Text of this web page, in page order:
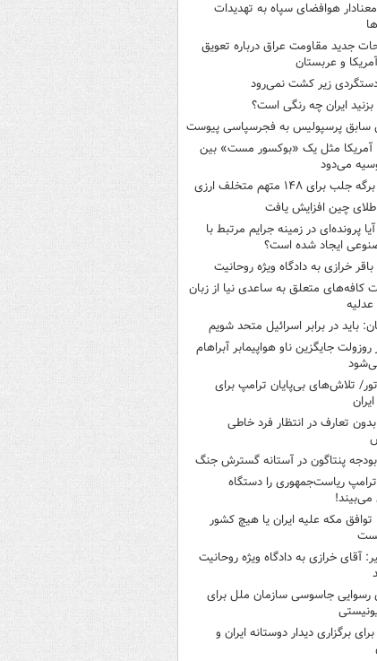
هوافضای سپاه به تهدیدات
جدید مقاومت عراق درباره تعویق
و عربستان
زیر کشت نمی‌رود
ایران چه رنگی است؟
سابق پرسپولیس به فجرسپاسی پیوست
آمریکا مثل یک «بوکسور مست» بین
می‌دود
برای ۱۴۸ متهم متخلف ارزی
طلای چین افزایش یافت
پرونده‌ای در زمینه جرایم مرتبط با
ایجاد شده است؟
خرازی به دادگاه ویژه روحانیت
کافه‌های متعلق به ساعدی نیا از زبان
باید در برابر اسرائیل متحد شویم
روزولت جایگزین ناو هواپیمابر آبراهام
تلاش‌های بی‌پایان ترامپ برای
تعارف در انتظار فرد خاطی
بودجه پنتاگون در آستانه گسترش جنگ
ریاست‌جمهوری را دستگاه
توافق مکه علیه ایران یا هیچ کشور
آقای خرازی به دادگاه ویژه روحانیت
رسوایی جاسوسی سازمان ملل برای
برگزاری دیدار دوستانه ایران و